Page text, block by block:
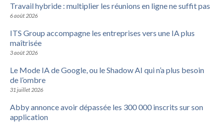
Travail hybride : multiplier les réunions en ligne ne suffit pas
6 août 2026
ITS Group accompagne les entreprises vers une IA plus
maîtrisée
3 août 2026
Le Mode IA de Google, ou le Shadow AI qui n’a plus besoin
de l’ombre
31 juillet 2026
Abby annonce avoir dépassée les 300 000 inscrits sur son
application